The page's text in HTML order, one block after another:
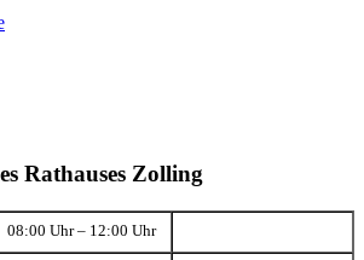
Rathauses Zolling
08:00 Uhr – 12:00 Uhr